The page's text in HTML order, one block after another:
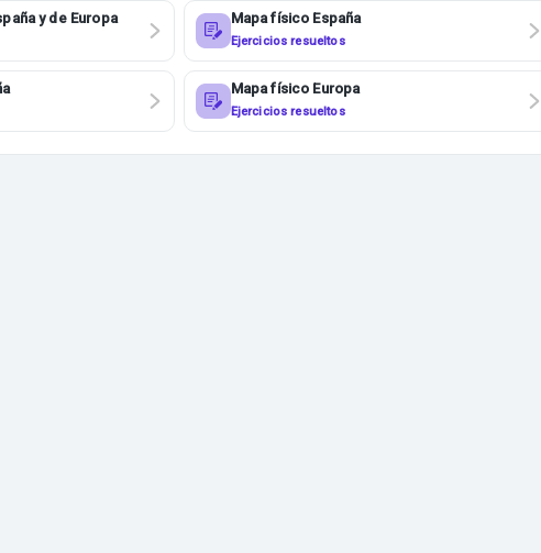
y de Europa Mapa físico España
Ejercicios resueltos
Mapa físico Europa
Ejercicios resueltos